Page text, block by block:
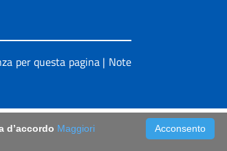
per questa pagina| Note
Acconsento
d’accordo Maggiori